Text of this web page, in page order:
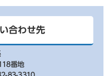
合わせ先
番地